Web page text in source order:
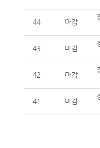
44 마감
43 마감
42 마감
41 마감